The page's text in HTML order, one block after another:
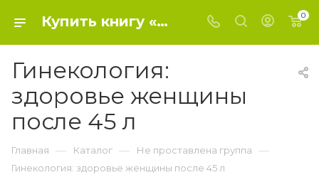
Купить книгу «Гинекология: здоровье женщины после 45 л» 2015, Скрипка О.А. - Не проставлена группа 0
Гинекология:
здоровье женщины
после 45 л
Главная — Каталог — Не проставлена группа —
Гинекология: здоровье женщины после 45 л